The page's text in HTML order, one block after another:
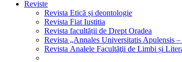
Reviste
Revista Etică și deontologie
Revista Fiat Iustitia
Revista facultății de Drept Oradea
Revista „Annales Universitatis Apulensis –
Revista Analele Facultăţii de Limbi și